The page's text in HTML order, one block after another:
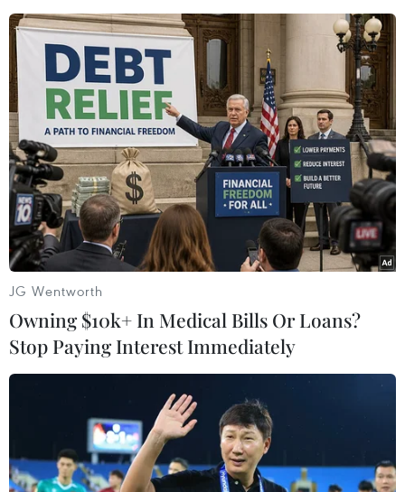
JG Wentworth
Owning $10k+ In Medical Bills Or Loans?
Stop Paying Interest Immediately